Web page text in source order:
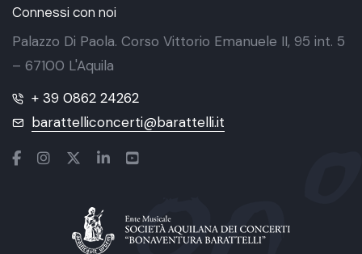
Connessi con noi
Palazzo Di Paola. Corso Vittorio Emanuele II, 95 int. 5
– 67100 L'Aquila
+ 39 0862 24262
barattelliconcerti@barattelli.it